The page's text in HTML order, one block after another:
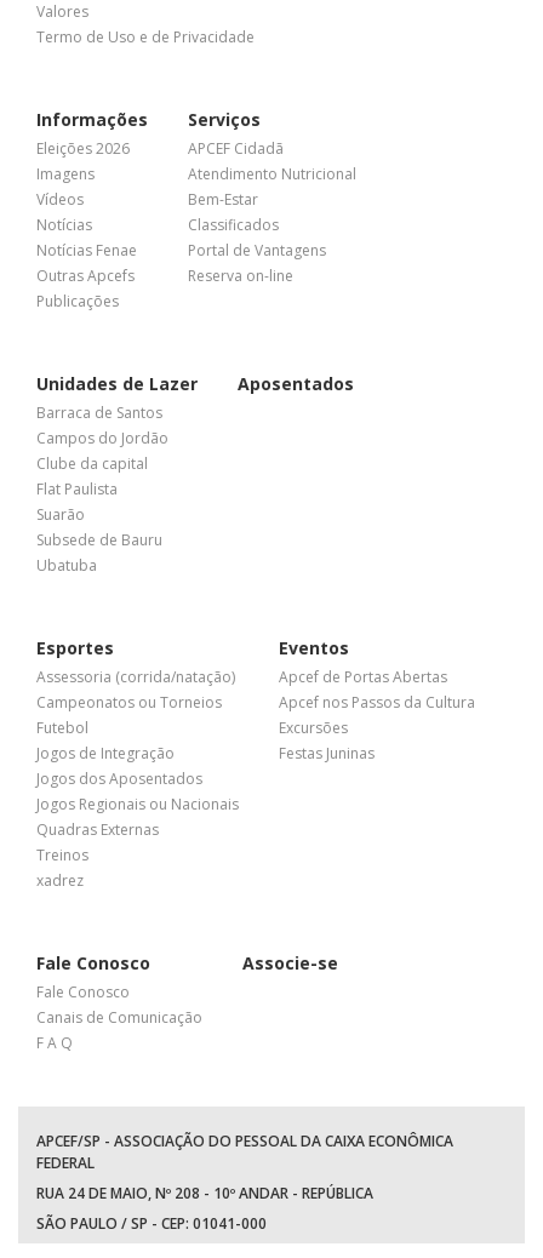
Valores
Termo de Uso e de Privacidade
Informações
Eleições 2026
Imagens
Vídeos
Notícias
Notícias Fenae
Outras Apcefs
Publicações
Serviços
APCEF Cidadã
Atendimento Nutricional
Bem-Estar
Classificados
Portal de Vantagens
Reserva on-line
Unidades de Lazer
Barraca de Santos
Campos do Jordão
Clube da capital
Flat Paulista
Suarão
Subsede de Bauru
Ubatuba
Aposentados
Esportes
Assessoria (corrida/natação)
Campeonatos ou Torneios
Futebol
Jogos de Integração
Jogos dos Aposentados
Jogos Regionais ou Nacionais
Quadras Externas
Treinos
xadrez
Eventos
Apcef de Portas Abertas
Apcef nos Passos da Cultura
Excursões
Festas Juninas
Fale Conosco
Fale Conosco
Canais de Comunicação
F A Q
Associe-se
APCEF/SP - ASSOCIAÇÃO DO PESSOAL DA CAIXA ECONÔMICA
FEDERAL
RUA 24 DE MAIO, Nº 208 - 10º ANDAR - REPÚBLICA
SÃO PAULO / SP - CEP: 01041-000